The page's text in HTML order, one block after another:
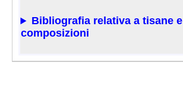
Bibliografia relativa a tisane e
composizioni